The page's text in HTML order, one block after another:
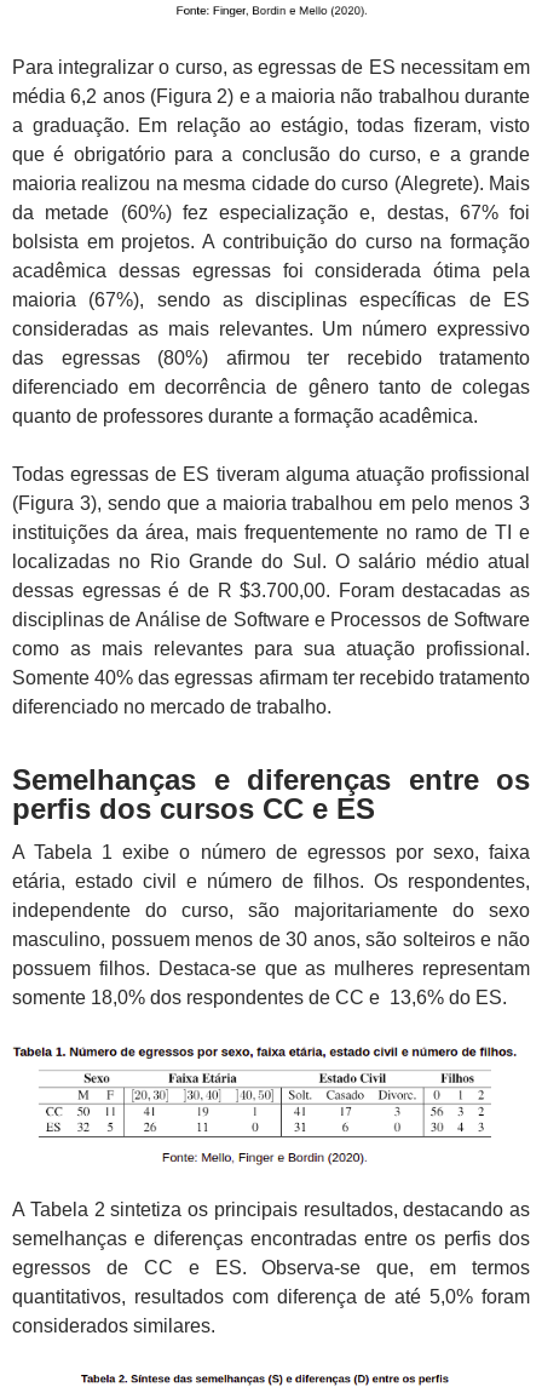
Para integralizar o curso, as egressas de ES necessitam em
média 6,2 anos (Figura 2) e a maioria não trabalhou durante
a graduação. Em relação ao estágio, todas fizeram, visto
que é obrigatório para a conclusão do curso, e a grande
maioria realizou na mesma cidade do curso (Alegrete). Mais
da metade (60%) fez especialização e, destas, 67% foi
bolsista em projetos. A contribuição do curso na formação
acadêmica dessas egressas foi considerada ótima pela
maioria (67%), sendo as disciplinas específicas de ES
consideradas as mais relevantes. Um número expressivo
das egressas (80%) afirmou ter recebido tratamento
diferenciado em decorrência de gênero tanto de colegas
quanto de professores durante a formação acadêmica.
Todas egressas de ES tiveram alguma atuação profissional
(Figura 3), sendo que a maioria trabalhou em pelo menos 3
instituições da área, mais frequentemente no ramo de TI e
localizadas no Rio Grande do Sul. O salário médio atual
dessas egressas é de R $3.700,00. Foram destacadas as
disciplinas de Análise de Software e Processos de Software
como as mais relevantes para sua atuação profissional.
Somente 40% das egressas afirmam ter recebido tratamento
diferenciado no mercado de trabalho.
Semelhanças e diferenças entre os
perfis dos cursos CC e ES
A Tabela 1 exibe o número de egressos por sexo, faixa
etária, estado civil e número de filhos. Os respondentes,
independente do curso, são majoritariamente do sexo
masculino, possuem menos de 30 anos, são solteiros e não
possuem filhos. Destaca-se que as mulheres representam
somente 18,0% dos respondentes de CC e 13,6% do ES.
A Tabela 2 sintetiza os principais resultados, destacando as
semelhanças e diferenças encontradas entre os perfis dos
egressos de CC e ES. Observa-se que, em termos
quantitativos, resultados com diferença de até 5,0% foram
considerados similares.